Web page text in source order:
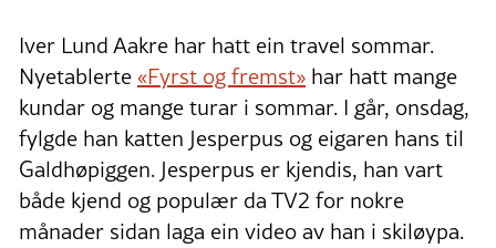
Iver Lund Aakre har hatt ein travel sommar.
Nyetablerte «Fyrst og fremst» har hatt mange
kundar og mange turar i sommar. I går, onsdag,
fylgde han katten Jesperpus og eigaren hans til
Galdhøpiggen. Jesperpus er kjendis, han vart
både kjend og populær da TV2 for nokre
månader sidan laga ein video av han i skiløypa.